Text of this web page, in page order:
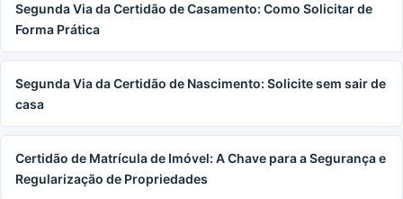
Segunda Via da Certidão de Casamento: Como Solicitar de
Forma Prática
Segunda Via da Certidão de Nascimento: Solicite sem sair de
casa
Certidão de Matrícula de Imóvel: A Chave para a Segurança e
Regularização de Propriedades